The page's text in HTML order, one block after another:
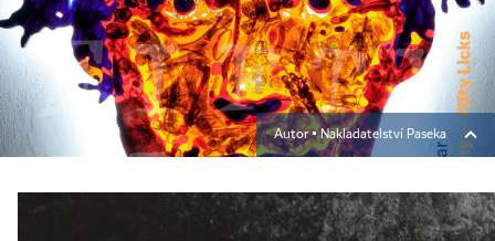
Autor ▪Nakladatelství Paseka